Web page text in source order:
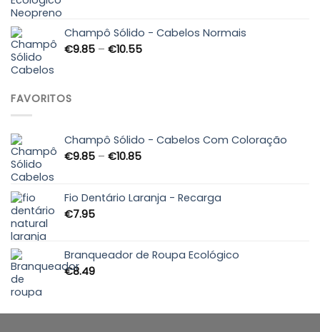
through
Champô Sólido - Cabelos Normais
€9.85 – €10.55Price
FAVORITOS
Champô Sólido - Cabelos Com Coloração
€9.85 – €10.85Price
through
Fio Dentário Laranja - Recarga
€7.95
Branqueador de Roupa Ecológico
€8.49